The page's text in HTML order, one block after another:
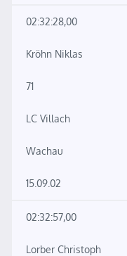
02:32:28,00
Kröhn Niklas
71
LC Villach
Wachau
15.09.02
02:32:57,00
Lorber Christoph